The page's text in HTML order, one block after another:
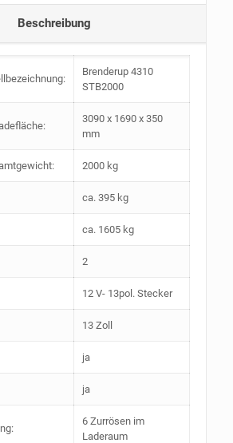
Beschreibung
Brenderup 4310
STB2000
3090 x 1690 x 350
mm
2000 kg
ca. 395 kg
ca. 1605 kg
2
12 V- 13pol. Stecker
13 Zoll
ja
ja
6 Zurrösen im
Laderaum